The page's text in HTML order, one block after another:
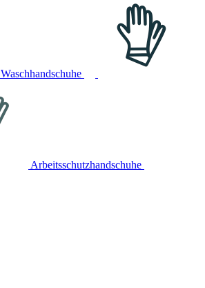
Waschhandschuhe
Arbeitsschutzhandschuhe